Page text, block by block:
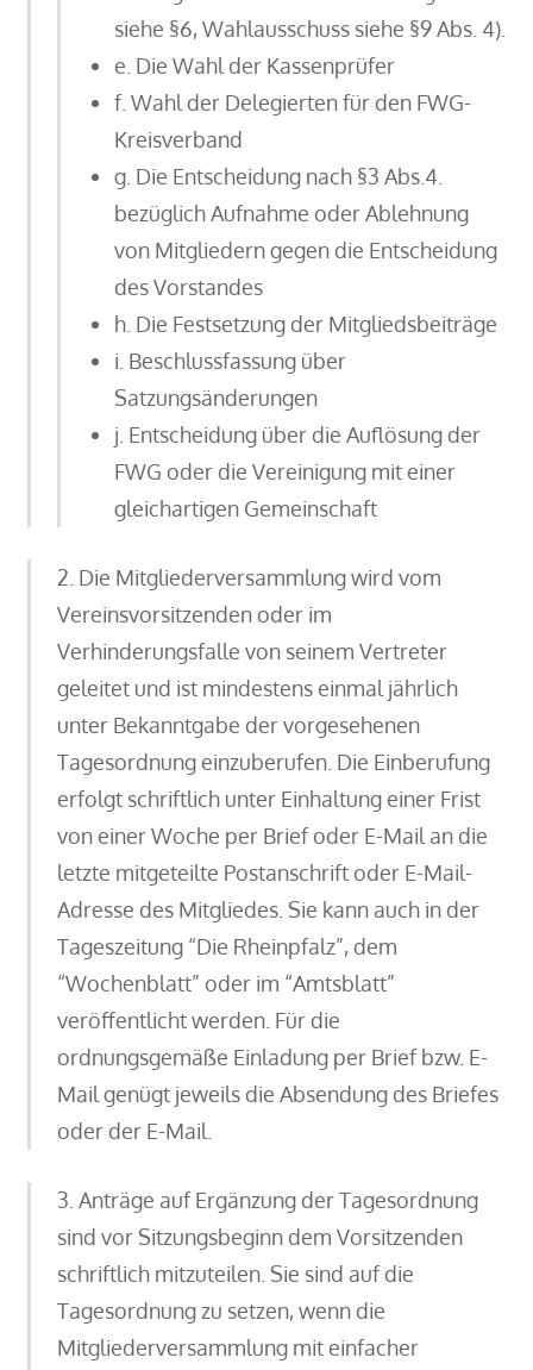
siehe §6, Wahlausschuss siehe §9 Abs. 4).
e. Die Wahl der Kassenprüfer
f. Wahl der Delegierten für den FWG-
Kreisverband
g. Die Entscheidung nach §3 Abs.4.
bezüglich Aufnahme oder Ablehnung
von Mitgliedern gegen die Entscheidung
des Vorstandes
h. Die Festsetzung der Mitgliedsbeiträge
i. Beschlussfassung über
Satzungsänderungen
j. Entscheidung über die Auflösung der
FWG oder die Vereinigung mit einer
gleichartigen Gemeinschaft
2. Die Mitgliederversammlung wird vom
Vereinsvorsitzenden oder im
Verhinderungsfalle von seinem Vertreter
geleitet und ist mindestens einmal jährlich
unter Bekanntgabe der vorgesehenen
Tagesordnung einzuberufen. Die Einberufung
erfolgt schriftlich unter Einhaltung einer Frist
von einer Woche per Brief oder E-Mail an die
letzte mitgeteilte Postanschrift oder E-Mail-
Adresse des Mitgliedes. Sie kann auch in der
Tageszeitung “Die Rheinpfalz”, dem
“Wochenblatt” oder im “Amtsblatt”
veröffentlicht werden. Für die
ordnungsgemäße Einladung per Brief bzw. E-
Mail genügt jeweils die Absendung des Briefes
oder der E-Mail.
3. Anträge auf Ergänzung der Tagesordnung
sind vor Sitzungsbeginn dem Vorsitzenden
schriftlich mitzuteilen. Sie sind auf die
Tagesordnung zu setzen, wenn die
Mitgliederversammlung mit einfacher